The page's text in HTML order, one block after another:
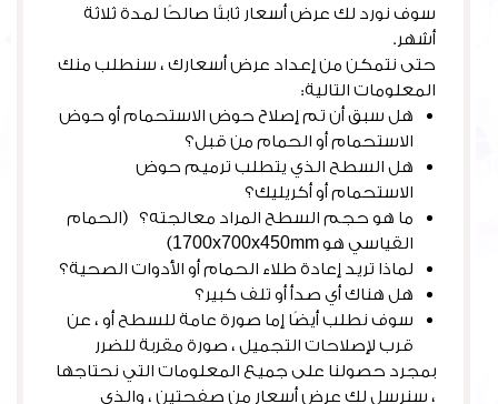
سوف نورد لك عرض أسعار ثابتًا صالحًا لمدة ثلاثة
أشهر.
حتى نتمكن من إعداد عرض أسعارك ، سنطلب منك
المعلومات التالية:
هل سبق أن تم إصلاح حوض الاستحمام أو حوض
الاستحمام أو الحمام من قبل؟
هل السطح الذي يتطلب ترميم حوض
الاستحمام أو أكريليك؟
ما هو حجم السطح المراد معالجته؟ (الحمام
القياسي هو 1700x700x450mm)
لماذا تريد إعادة طلاء الحمام أو الأدوات الصحية؟
هل هناك أي صدأ أو تلف كبير؟
سوف نطلب أيضًا إما صورة عامة للسطح أو ، عن
قرب لإصلاحات التجميل ، صورة مقربة للضرر
بمجرد حصولنا على جميع المعلومات التي نحتاجها
، سنرسل لك عرض أسعار من صفحتين ، والذي